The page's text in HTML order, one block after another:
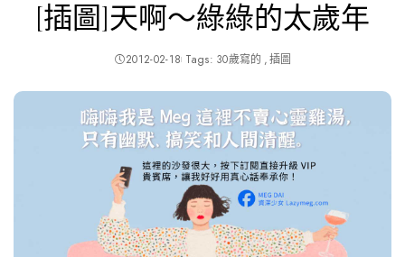
[插圖]天啊～綠綠的太歲年
2012-02-18 Tags: 30歲寫的 插圖